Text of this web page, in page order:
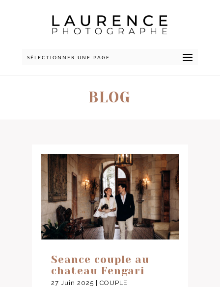
SÉLECTIONNER UNE PAGE
BLOG
Seance couple au
chateau Fengari
27 Juin 2025 COUPLE